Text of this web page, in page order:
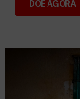
Donativos
DOE AGORA